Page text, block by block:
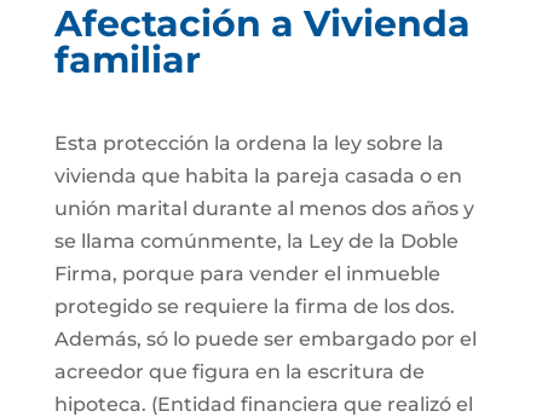
Afectación a Vivienda
familiar
Esta protección la ordena la ley sobre la
vivienda que habita la pareja casada o en
unión marital durante al menos dos años y
se llama comúnmente, la Ley de la Doble
Firma, porque para vender el inmueble
protegido se requiere la firma de los dos.
Además, só lo puede ser embargado por el
acreedor que figura en la escritura de
hipoteca. (Entidad financiera que realizó el